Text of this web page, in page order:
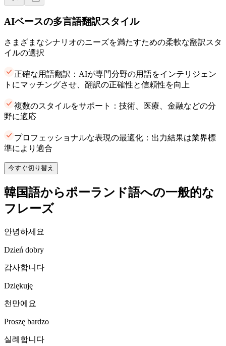
AIベースの多言語翻訳スタイル
さまざまなシナリオのニーズを満たすための柔軟な翻訳スタ
イルの選択
正確な用語翻訳：AIが専門分野の用語をインテリジェン
トにマッチングさせ、翻訳の正確性と信頼性を向上
複数のスタイルをサポート：技術、医療、金融などの分
野に適応
プロフェッショナルな表現の最適化：出力結果は業界標
準により適合
今すぐ切り替え
韓国語からポーランド語への一般的な
フレーズ
안녕하세요
Dzień dobry
감사합니다
Dziękuję
천만에요
Proszę bardzo
실례합니다